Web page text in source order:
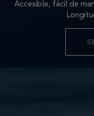
Accesible, fácil de